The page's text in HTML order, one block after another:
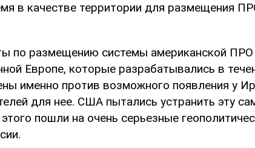
в качестве территории для размещения
по размещению системы американской
Европе, которые разрабатывались в
именно против возможного появления у
для нее. США пытались устранить эту
пошли на очень серьезные